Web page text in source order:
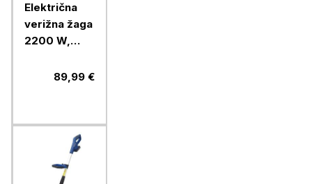
Električna
verižna žaga
2200 W,
3/8"PICCO,
89,99 €